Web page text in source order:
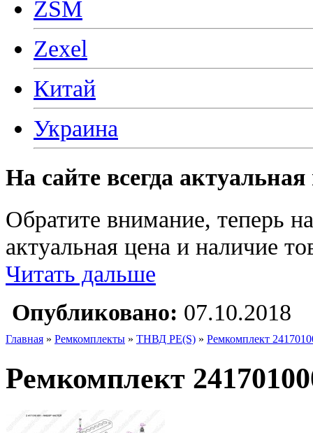
ZSM
Zexel
Китай
Украина
На сайте всегда
Обратите внимание, теперь
актуальная цена и наличие
Читать дальше
Опубликовано: 07.10.2018
Главная » Ремкомплекты » ТНВД PE(S) » Ремкомплект
Ремкомплект